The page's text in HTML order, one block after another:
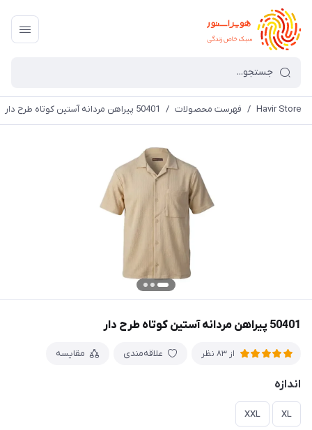
Havir Store
/ فهرست محصولات / 50401 پیراهن مردانه آستین کوتاه طرح دار
50401 پیراهن مردانه آستین کوتاه طرح دار
از 83 نظر علاقه‌مندی مقایسه
اندازه
XL
XXL